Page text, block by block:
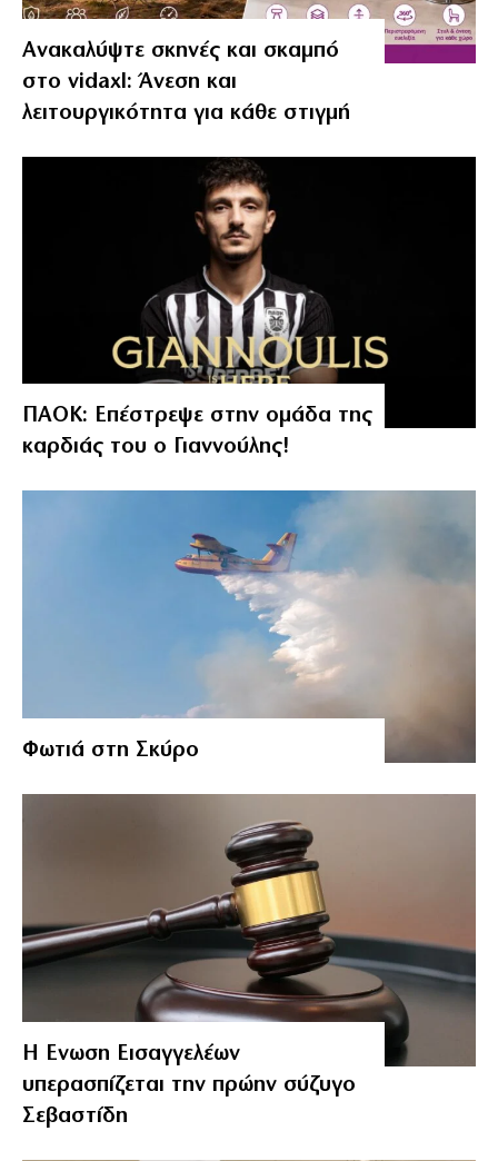
Ανακαλύψτε σκηνές και σκαμπό
στο vidaxl: Άνεση και
λειτουργικότητα για κάθε στιγμή
ΠΑΟΚ: Επέστρεψε στην ομάδα της
καρδιάς του ο Γιαννούλης!
Φωτιά στη Σκύρο
Η Ενωση Εισαγγελέων
υπερασπίζεται την πρώην σύζυγο
Σεβαστίδη